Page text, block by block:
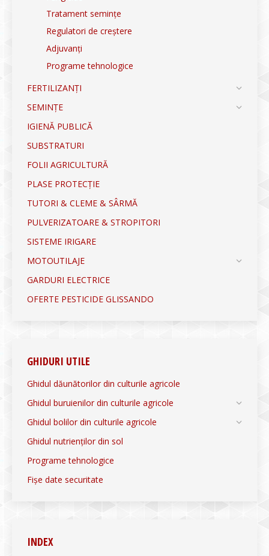
Tratament semințe
Regulatori de creștere
Adjuvanți
Programe tehnologice
FERTILIZANȚI
SEMINȚE
IGIENĂ PUBLICĂ
SUBSTRATURI
FOLII AGRICULTURĂ
PLASE PROTECȚIE
TUTORI & CLEME & SÂRMĂ
PULVERIZATOARE & STROPITORI
SISTEME IRIGARE
MOTOUTILAJE
GARDURI ELECTRICE
OFERTE PESTICIDE GLISSANDO
GHIDURI UTILE
Ghidul dăunătorilor din culturile agricole
Ghidul buruienilor din culturile agricole
Ghidul bolilor din culturile agricole
Ghidul nutrienților din sol
Programe tehnologice
Fișe date securitate
INDEX